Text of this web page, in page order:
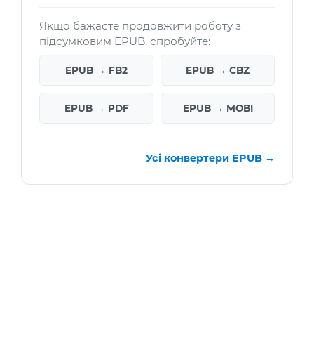
Якщо бажаєте продовжити роботу з
підсумковим EPUB, спробуйте:
EPUB → FB2 EPUB → CBZ
EPUB → PDF EPUB → MOBI
Усі конвертери EPUB →